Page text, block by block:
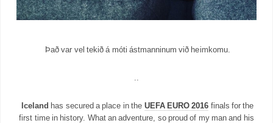
Það var vel tekið á móti ástmanninum við heimkomu.
Iceland has secured a place in the UEFA EURO 2016 finals for the
first time in history. What an adventure, so proud of my man and his